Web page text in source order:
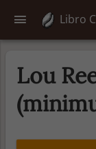
Libro
Lou